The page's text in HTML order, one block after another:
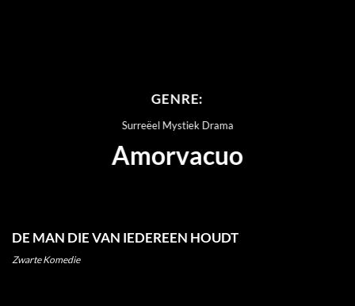
GENRE:
Surreëel Mystiek Drama
Amorvacuo
DE MAN DIE VAN IEDEREEN HOUDT
Zwarte Komedie